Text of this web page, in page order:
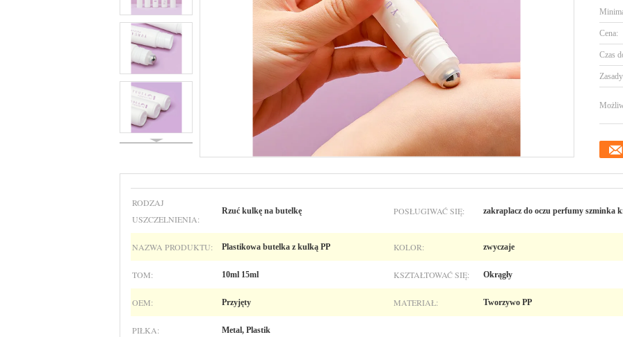
Cena:
Czas
RODZAJ
USZCZELNIENIA:
Rzuć kulkę na butelkę POSŁUGIWAĆ SIĘ: zakraplacz do oczu perfumy szminka
NAZWA PRODUKTU: Plastikowa butelka z kulką PP KOLOR: zwyczaje
TOM: 10ml 15ml KSZTAŁTOWAĆ SIĘ: Okrągły
OEM: Przyjęty MATERIAŁ: Tworzywo PP
PIŁKA: Metal, Plastik